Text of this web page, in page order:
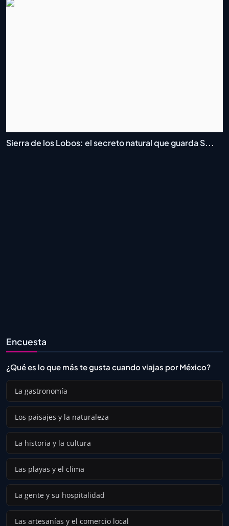
Sierra de los Lobos: el secreto natural que guarda S...
Encuesta
¿Qué es lo que más te gusta cuando viajas por México?
La gastronomía
Los paisajes y la naturaleza
La historia y la cultura
Las playas y el clima
La gente y su hospitalidad
Las artesanías y el comercio local